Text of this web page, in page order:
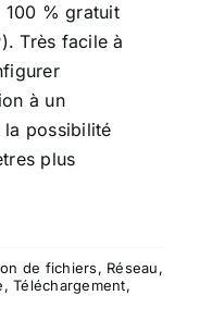
100 % gratuit
Très facile à
à un
la possibilité
plus
de fichiers, Réseau,
,Téléchargement,